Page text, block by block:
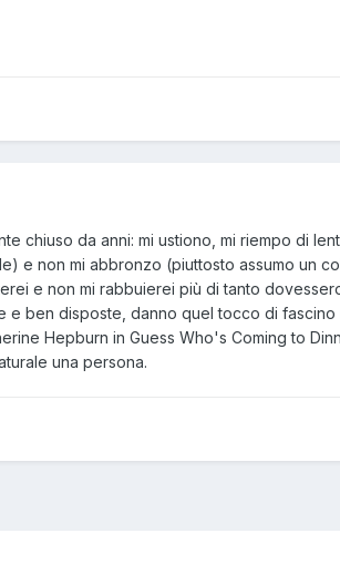
chiuso da anni: mi ustiono, mi riempo di
e non mi abbronzo (piuttosto assumo un
e non mi rabbuierei più di tanto
e ben disposte, danno quel tocco di
Hepburn in Guess Who's Coming to
una persona.